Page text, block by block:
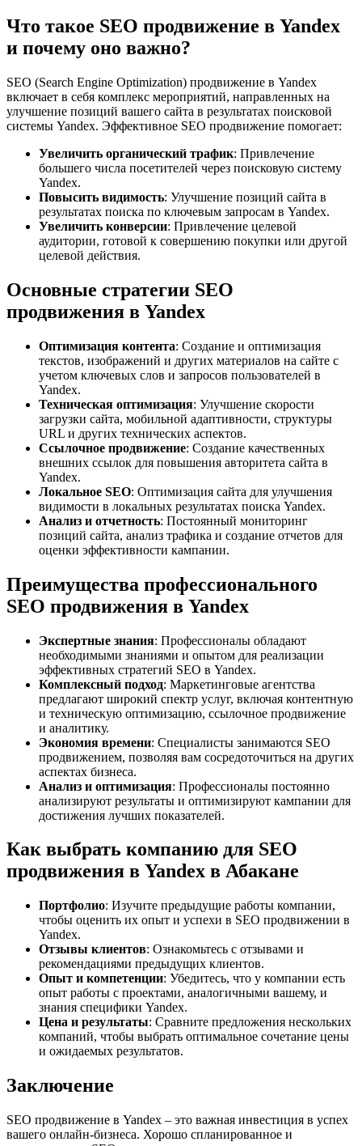
Что такое SEO продвижение в Yandex
и почему оно важно?
SEO (Search Engine Optimization) продвижение в Yandex
включает в себя комплекс мероприятий, направленных на
улучшение позиций вашего сайта в результатах поисковой
системы Yandex. Эффективное SEO продвижение помогает:
Увеличить органический трафик: Привлечение
большего числа посетителей через поисковую систему
Yandex.
Повысить видимость: Улучшение позиций сайта в
результатах поиска по ключевым запросам в Yandex.
Увеличить конверсии: Привлечение целевой
аудитории, готовой к совершению покупки или другой
целевой действия.
Основные стратегии SEO
продвижения в Yandex
Оптимизация контента: Создание и оптимизация
текстов, изображений и других материалов на сайте с
учетом ключевых слов и запросов пользователей в
Yandex.
Техническая оптимизация: Улучшение скорости
загрузки сайта, мобильной адаптивности, структуры
URL и других технических аспектов.
Ссылочное продвижение: Создание качественных
внешних ссылок для повышения авторитета сайта в
Yandex.
Локальное SEO: Оптимизация сайта для улучшения
видимости в локальных результатах поиска Yandex.
Анализ и отчетность: Постоянный мониторинг
позиций сайта, анализ трафика и создание отчетов для
оценки эффективности кампании.
Преимущества профессионального
SEO продвижения в Yandex
Экспертные знания: Профессионалы обладают
необходимыми знаниями и опытом для реализации
эффективных стратегий SEO в Yandex.
Комплексный подход: Маркетинговые агентства
предлагают широкий спектр услуг, включая контентную
и техническую оптимизацию, ссылочное продвижение
и аналитику.
Экономия времени: Специалисты занимаются SEO
продвижением, позволяя вам сосредоточиться на других
аспектах бизнеса.
Анализ и оптимизация: Профессионалы постоянно
анализируют результаты и оптимизируют кампании для
достижения лучших показателей.
Как выбрать компанию для SEO
продвижения в Yandex в Абакане
Портфолио: Изучите предыдущие работы компании,
чтобы оценить их опыт и успехи в SEO продвижении в
Yandex.
Отзывы клиентов: Ознакомьтесь с отзывами и
рекомендациями предыдущих клиентов.
Опыт и компетенции: Убедитесь, что у компании есть
опыт работы с проектами, аналогичными вашему, и
знания специфики Yandex.
Цена и результаты: Сравните предложения нескольких
компаний, чтобы выбрать оптимальное сочетание цены
и ожидаемых результатов.
Заключение
SEO продвижение в Yandex – это важная инвестиция в успех
вашего онлайн-бизнеса. Хорошо спланированное и